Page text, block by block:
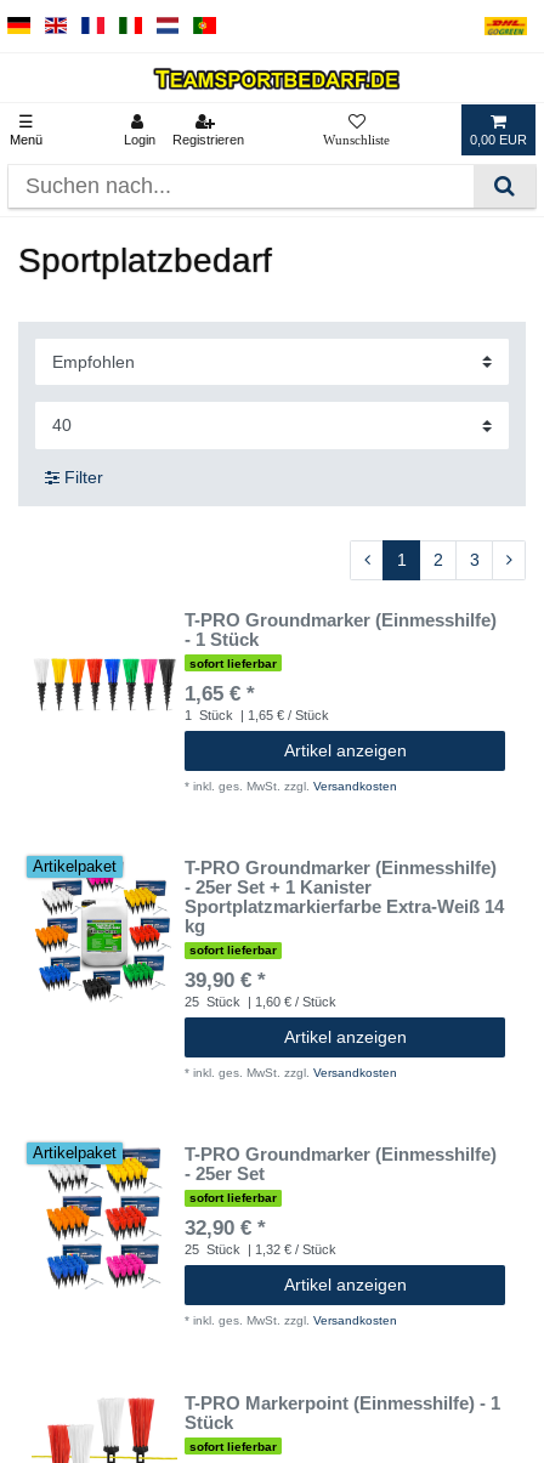
☰
Menü Login Registrieren 0,00 EUR
Sportplatzbedarf
Filter
1 2 3
T-PRO Groundmarker (Einmesshilfe)
- 1 Stück
sofort lieferbar
1,65 € *
1 Stück | 1,65 € / Stück
Artikel anzeigen
* inkl. ges. MwSt. zzgl. Versandkosten
Artikelpaket
T-PRO Groundmarker (Einmesshilfe)
- 25er Set + 1 Kanister
Sportplatzmarkierfarbe Extra-Weiß 14
kg
sofort lieferbar
39,90 € *
25 Stück | 1,60 € / Stück
Artikel anzeigen
* inkl. ges. MwSt. zzgl. Versandkosten
Artikelpaket
T-PRO Groundmarker (Einmesshilfe)
- 25er Set
sofort lieferbar
32,90 € *
25 Stück | 1,32 € / Stück
Artikel anzeigen
* inkl. ges. MwSt. zzgl. Versandkosten
T-PRO Markerpoint (Einmesshilfe) - 1
Stück
sofort lieferbar